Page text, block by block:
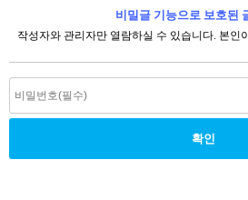
비밀글 기능으로 보호된
작성자와 관리자만 열람하실 수 있습니다. 본인